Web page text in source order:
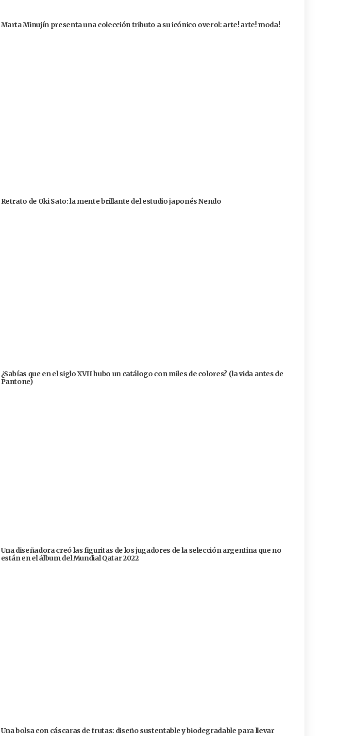
Marta Minujín presenta una colección tributo a su icónico overol: arte! arte! moda!
Retrato de Oki Sato: la mente brillante del estudio japonés Nendo
¿Sabías que en el siglo XVII hubo un catálogo con miles de colores? (la vida antes de
Pantone)
Una diseñadora creó las figuritas de los jugadores de la selección argentina que no
están en el álbum del Mundial Qatar 2022
Una bolsa con cáscaras de frutas: diseño sustentable y biodegradable para llevar